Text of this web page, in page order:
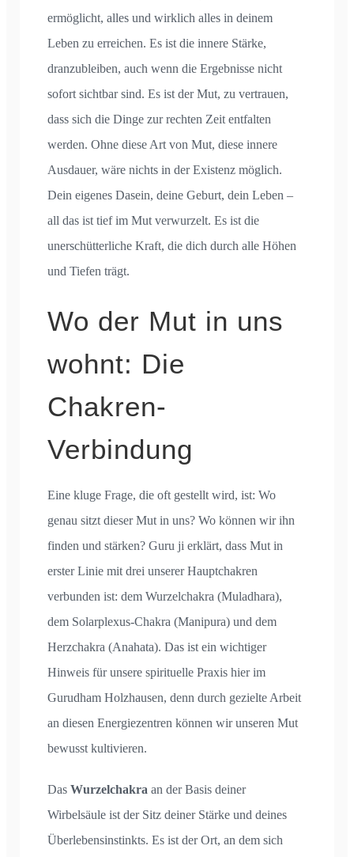
ermöglicht, alles und wirklich alles in deinem
Leben zu erreichen. Es ist die innere Stärke,
dranzubleiben, auch wenn die Ergebnisse nicht
sofort sichtbar sind. Es ist der Mut, zu vertrauen,
dass sich die Dinge zur rechten Zeit entfalten
werden. Ohne diese Art von Mut, diese innere
Ausdauer, wäre nichts in der Existenz möglich.
Dein eigenes Dasein, deine Geburt, dein Leben –
all das ist tief im Mut verwurzelt. Es ist die
unerschütterliche Kraft, die dich durch alle Höhen
und Tiefen trägt.
Wo der Mut in uns
wohnt: Die
Chakren-
Verbindung
Eine kluge Frage, die oft gestellt wird, ist: Wo
genau sitzt dieser Mut in uns? Wo können wir ihn
finden und stärken? Guru ji erklärt, dass Mut in
erster Linie mit drei unserer Hauptchakren
verbunden ist: dem Wurzelchakra (Muladhara),
dem Solarplexus-Chakra (Manipura) und dem
Herzchakra (Anahata). Das ist ein wichtiger
Hinweis für unsere spirituelle Praxis hier im
Gurudham Holzhausen, denn durch gezielte Arbeit
an diesen Energiezentren können wir unseren Mut
bewusst kultivieren.
DasWurzelchakra an der Basis deiner
Wirbelsäule ist der Sitz deiner Stärke und deines
Überlebensinstinkts. Es ist der Ort, an dem sich